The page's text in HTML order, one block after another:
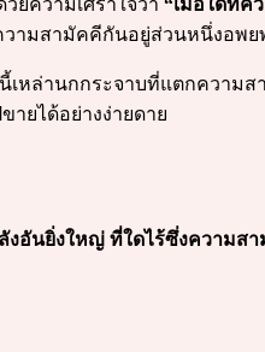
ยความเศร้าใจว่า “เมื่อใดที่ค
วามสามัคคีกันอยู่ส่วนหนึ่งอพ
หล่านกกระจาบที่แตกควา
ยได้อย่างง่ายดาย
อันยิ่งใหญ่ ที่ใดไร้ซึ่งความส